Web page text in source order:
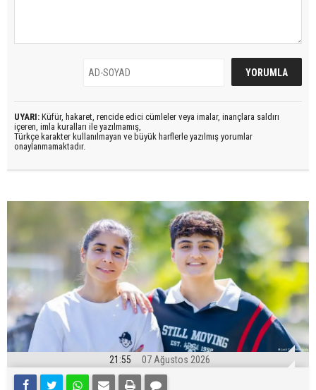
UYARI: Küfür, hakaret, rencide edici cümleler veya imalar, inançlara saldırı
içeren, imla kuralları ile yazılmamış,
Türkçe karakter kullanılmayan ve büyük harflerle yazılmış yorumlar
onaylanmamaktadır.
21:55 07 Ağustos 2026